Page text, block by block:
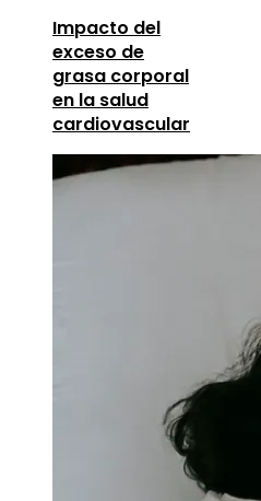
Impacto del
exceso de
grasa corporal
en la salud
cardiovascular